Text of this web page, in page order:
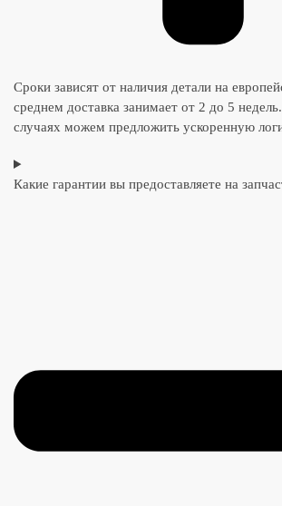
Сроки зависят от наличия детали на
среднем доставка занимает от 2 до 5
случаях можем предложить ускоренную
Какие гарантии вы предоставляете на